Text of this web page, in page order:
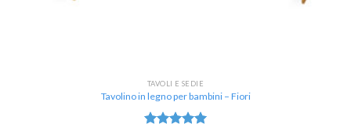
TAVOLI E SEDIE
Tavolino in legno per bambini – Fiori